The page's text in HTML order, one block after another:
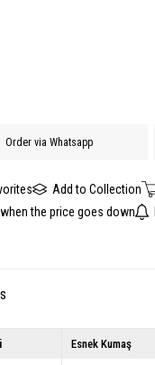
Order via Whatsapp
Add to Collection
the price goes down
Esnek Kumaş